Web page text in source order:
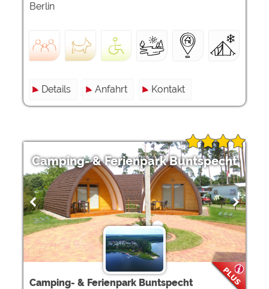
Berlin
Details Anfahrt Kontakt
Camping- & Ferienpark Buntspecht
Camping- & Ferienpark Buntspecht